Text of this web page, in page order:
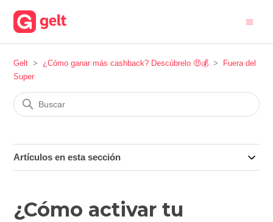
Gelt ¿Cómo ganar más cashback? Descúbrelo 🤑💰
Fuera del
Super
Artículos en esta sección
¿Cómo activar tu